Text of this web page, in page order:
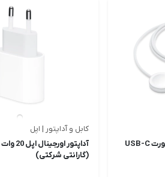
کابل شارژ مگنتی اپل واچ با پورت USB-C
کابل و آداپتور | اپل
(گارانتی شرکتی)